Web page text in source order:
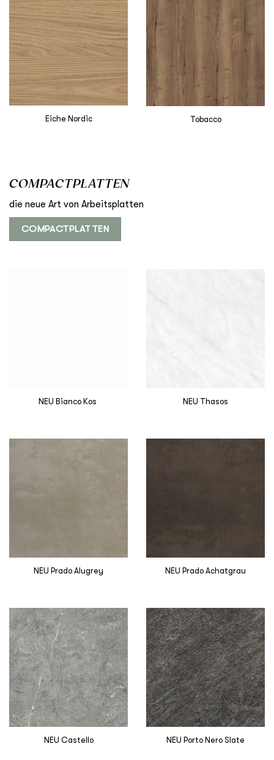
Eiche Nordic Tobacco
COMPACTPLATTEN
die neue Art von Arbeitsplatten
COMPACTPLATTEN
NEU Bianco Kos NEU Thasos
NEU Prado Alugrey NEU Prado Achatgrau
NEU Castello NEU Porto Nero Slate